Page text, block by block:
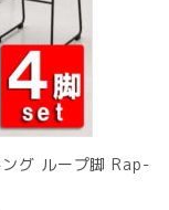
グ ループ脚 Rap-